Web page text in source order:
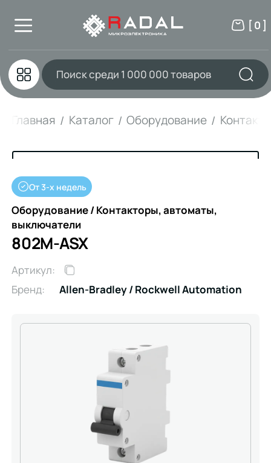
[ 0 ]
Главная Каталог Оборудование
От 3-х недель
Оборудование / Контакторы, автоматы,
выключатели
802M-ASX
Артикул:
Бренд:
Allen-Bradley / Rockwell Automation